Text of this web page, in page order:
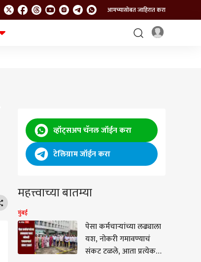
आमच्यासोबत जाहिरात करा
व्हॉट्सअप चॅनल जॉईन करा
टेलिग्राम जॉईन करा
महत्त्वाच्या बातम्या
मुंबई
पेसा कर्मचाऱ्यांच्या लढ्याला
यश, नोकरी गमावण्याचं
संकट टळले, आता प्रत्येक